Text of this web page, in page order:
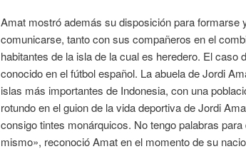
Amat mostró además su disposición para formarse
comunicarse, tanto con sus compañeros en el
habitantes de la isla de la cual es heredero. El caso
conocido en el fútbol español. La abuela de Jordi
islas más importantes de Indonesia, con una
rotundo en el guion de la vida deportiva de Jordi
consigo tintes monárquicos. No tengo palabras
mismo», reconoció Amat en el momento de su